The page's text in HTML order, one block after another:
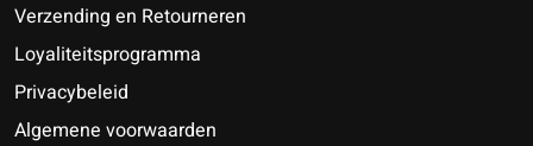
Verzending en Retourneren
Loyaliteitsprogramma
Privacybeleid
Algemene voorwaarden